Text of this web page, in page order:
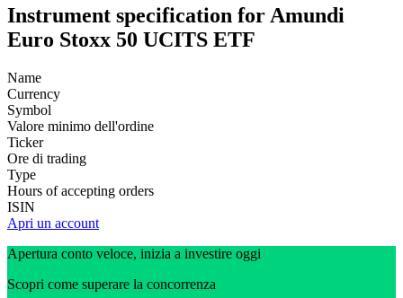
Instrument specification for Amundi
Euro Stoxx 50 UCITS ETF
Name
Currency
Symbol
Valore minimo dell'ordine
Ticker
Ore di trading
Type
Hours of accepting orders
ISIN
Apri un account
Apertura conto veloce, inizia a investire oggi
Scopri come superare la concorrenza